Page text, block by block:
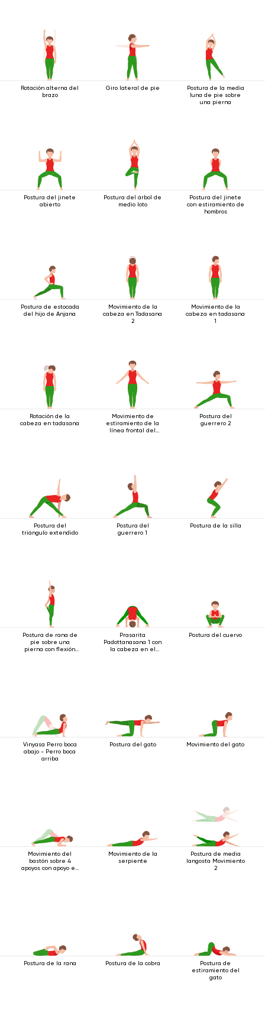
Rotación alterna del
brazo
Giro lateral de pie
Postura de la media
luna de pie sobre
una pierna
Postura del jinete
abierto
Postura del árbol de
medio loto
Postura del jinete
con estiramiento de
hombros
Postura de estocada
del hijo de Anjana
Movimiento de la
cabeza en Tadasana
2
Movimiento de la
cabeza en tadasana
1
Rotación de la
cabeza en tadasana
Movimiento de
estiramiento de la
línea frontal del
Postura del
guerrero 2
Postura del
triángulo extendido
Postura del
guerrero 1
Postura de la silla
Postura de rana de
pie sobre una
pierna con flexión
Prasarita
Padottanasana 1 con
la cabeza en el
Postura del cuervo
Vinyasa Perro boca
abajo - Perro boca
arriba
Postura del gato Movimiento del gato
Movimiento del
bastón sobre 4
apoyos con apoyo en
Movimiento de la
serpiente
Postura de media
langosta Movimiento
2
Postura de la rana Postura de la cobra
Postura de
estiramiento del
gato